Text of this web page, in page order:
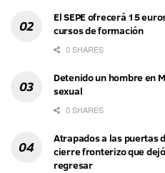
El SEPE ofrecerá 15
cursos de formación
0 SHARES
Detenido un hombre en
sexual
0 SHARES
Atrapados a las puertas
cierre fronterizo que
regresar